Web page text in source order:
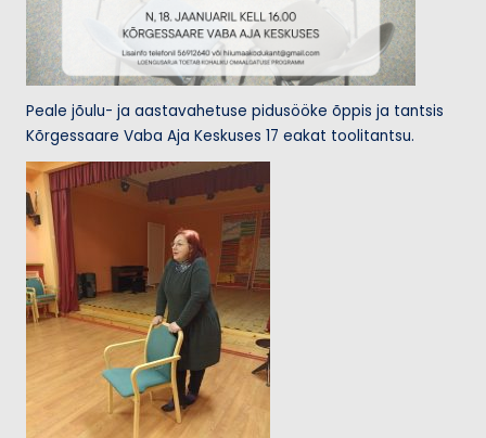
Peale jõulu- ja aastavahetuse pidusööke õppis ja tantsis
Kõrgessaare Vaba Aja Keskuses 17 eakat toolitantsu.